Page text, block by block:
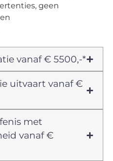
geen
vanaf € 5500,-*
uitvaart vanaf €
met
vanaf €